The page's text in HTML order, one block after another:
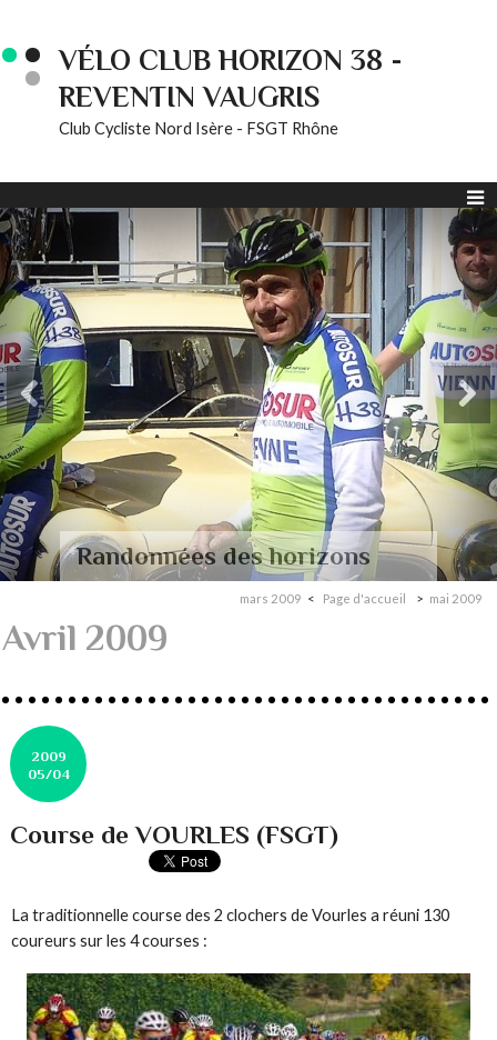
VÉLO CLUB HORIZON 38 -
REVENTIN VAUGRIS
Club Cycliste Nord Isère - FSGT Rhône
Randonnées des horizons
mars 2009 Page d'accueil mai 2009
Avril 2009
2009
05/04
Course de VOURLES (FSGT)
La traditionnelle course des 2 clochers de Vourles a réuni 130
coureurs sur les 4 courses :